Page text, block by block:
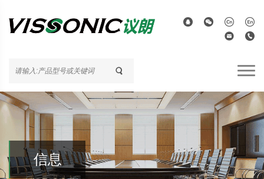
信息